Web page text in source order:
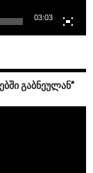
03:03
ᲒᲐᲑᲜᲔᲣᲚᲐᲜ”